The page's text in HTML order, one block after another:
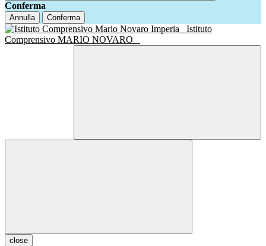
Conferma
Annulla Conferma
Istituto
Comprensivo MARIO NOVARO
close